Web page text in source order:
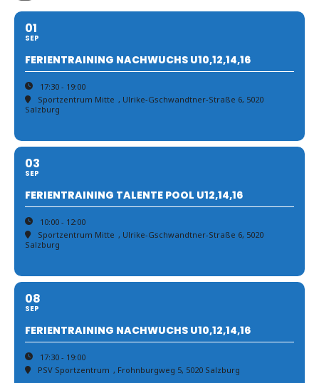
01
SEP
FERIENTRAINING NACHWUCHS U10,12,14,16
17:30 - 19:00
Sportzentrum Mitte , Ulrike-Gschwandtner-Straße 6, 5020
Salzburg
03
SEP
FERIENTRAINING TALENTE POOL U12,14,16
10:00 - 12:00
Sportzentrum Mitte , Ulrike-Gschwandtner-Straße 6, 5020
Salzburg
08
SEP
FERIENTRAINING NACHWUCHS U10,12,14,16
17:30 - 19:00
PSV Sportzentrum , Frohnburgweg 5, 5020 Salzburg